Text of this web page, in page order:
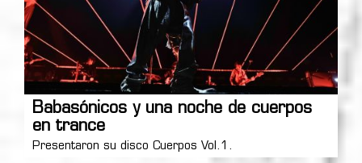
Babasónicos y una noche de cuerpos
en trance
Presentaron su disco Cuerpos Vol.1.